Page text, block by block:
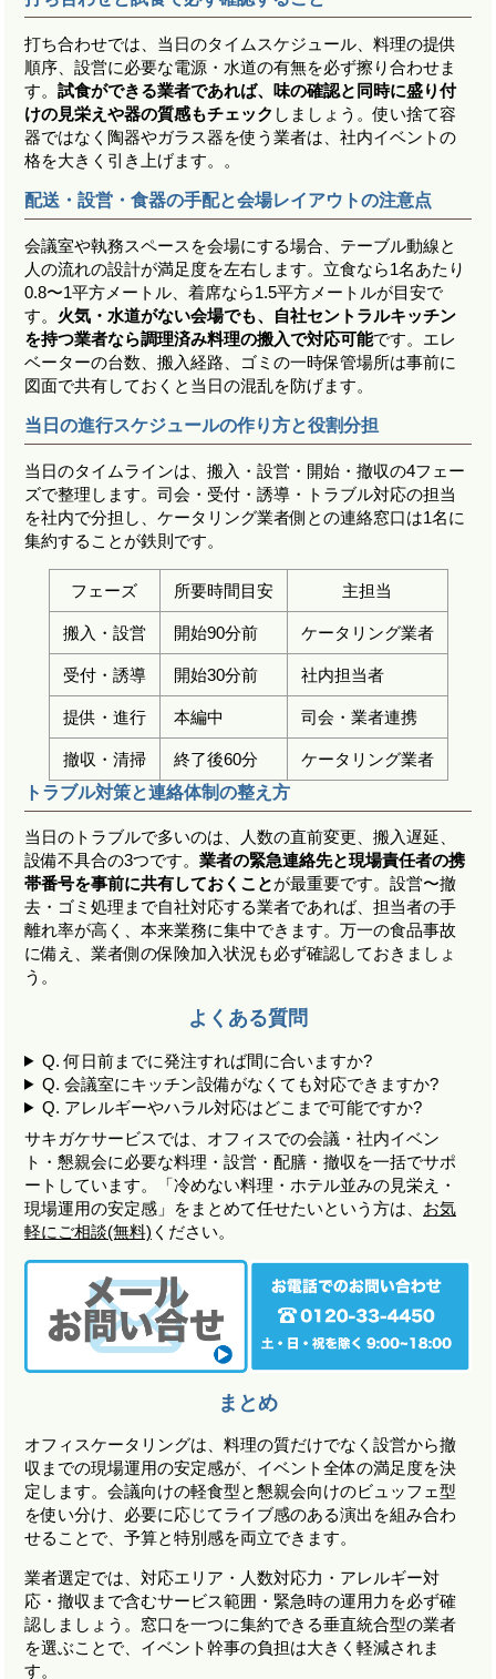
打ち合わせでは、当日のタイムスケジュール、料理の提供
順序、設営に必要な電源・水道の有無を必ず擦り合わせま
す。試食ができる業者であれば、味の確認と同時に盛り付
けの見栄えや器の質感もチェック しましょう。使い捨て容
器ではなく陶器やガラス器を使う業者は、社内イベントの
格を大きく引き上げます。。
配送・設営・食器の手配と会場レイアウトの注意点
会議室や執務スペースを会場にする場合、テーブル動線と
人の流れの設計が満足度を左右します。立食なら1名あたり
0.8〜1平方メートル、着席なら1.5平方メートルが目安で
す。 火気・水道がない会場でも、自社セントラルキッチン
を持つ業者なら調理済み料理の搬入で対応可能です。エレ
ベーターの台数、搬入経路、ゴミの一時保管場所は事前に
図面で共有しておくと当日の混乱を防げます。
当日の進行スケジュールの作り方と役割分担
当日のタイムラインは、搬入・設営・開始・撤収の4フェー
ズで整理します。司会・受付・誘導・トラブル対応の担当
を社内で分担し、ケータリング業者側との連絡窓口は1名に
集約することが鉄則です。
フェーズ 所要時間目安 主担当
搬入・設営 開始90分前 ケータリング業者
受付・誘導 開始30分前 社内担当者
提供・進行 本編中 司会・業者連携
撤収・清掃 終了後60分
ケータリング業者
トラブル対策と連絡体制の整え方
当日のトラブルで多いのは、人数の直前変更、搬入遅延、
設備不具合の3つです。業者の緊急連絡先と現場責任者の携
帯番号を事前に共有しておくことが最重要です。設営〜撤
去・ゴミ処理まで自社対応する業者であれば、担当者の手
離れ率が高く、本来業務に集中できます。万一の食品事故
に備え、業者側の保険加入状況も必ず確認しておきましょ
う。
よくある質問
Q. 何日前までに発注すれば間に合いますか?
Q. 会議室にキッチン設備がなくても対応できますか?
Q. アレルギーやハラル対応はどこまで可能ですか?
サキガケサービスでは、オフィスでの会議・社内イベン
ト・懇親会に必要な料理・設営・配膳・撤収を一括でサポ
ートしています。「冷めない料理・ホテル並みの見栄え・
現場運用の安定感」をまとめて任せたいという方は、 お気
軽にご相談(無料) ください。
まとめ
オフィスケータリングは、料理の質だけでなく設営から撤
収までの現場運用の安定感が、イベント全体の満足度を決
定します。会議向けの軽食型と懇親会向けのビュッフェ型
を使い分け、必要に応じてライブ感のある演出を組み合わ
せることで、予算と特別感を両立できます。
業者選定では、対応エリア・人数対応力・アレルギー対
応・撤収まで含むサービス範囲・緊急時の運用力を必ず確
認しましょう。窓口を一つに集約できる垂直統合型の業者
を選ぶことで、イベント幹事の負担は大きく軽減されま
す。